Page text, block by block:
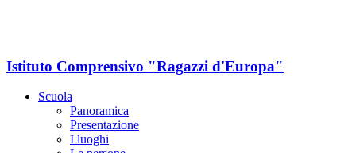
Istituto Comprensivo "Ragazzi d'Europa"
Scuola
Panoramica
Presentazione
I luoghi